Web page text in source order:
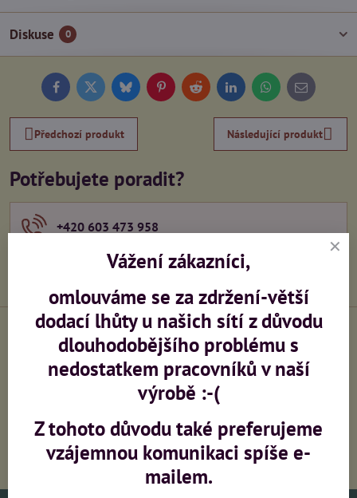
Diskuse 0
FacebookTwitterBlueskyPinterestReddit LinkedInWhatsApp
E-
mail
Předchozí produkt Následující produkt
Potřebujete poradit?
+420 603 473 958
info​@ceskeprovaznictvi​.cz
Výroba sítí na zakázku
Zaměření, montáž,
PŘI OBJEDNÁVCE NAD 5000,-
(bez DPH) DOPRAVA ZDARMA
Vážení zákazníci,
omlouváme se za zdržení-větší
dodací lhůty u našich sítí z důvodu
dlouhodobějšího problému s
nedostatkem pracovníků v naší
výrobě :-(
Z tohoto důvodu také preferujeme
vzájemnou komunikaci spíše e-
mailem.